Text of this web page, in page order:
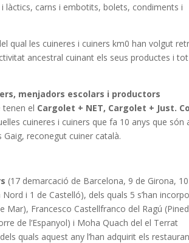
làctics, carns i embotits, bolets, condiments i
qual les cuineres i cuiners km0 han volgut
ancestral cuinant els seus productes i
menjadors escolars i productors
tenen el Cargolet + NET, Cargolet + Just.
cuineres i cuiners que fa 10 anys que són
reconegut cuiner català.
(17 demarcació de Barcelona, 9 de Girona,
i 1 de Castelló), dels quals 5 s’han
Mar), Francesco Castellfranco del Ragú
de l’Espanyol) i Moha Quach del el Terrat
quals aquest any l’han adquirit els